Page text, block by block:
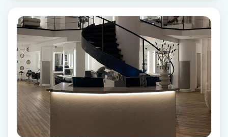
Hypnos
Hårborttagning
Hårbottenbehandling
Hårförlängning